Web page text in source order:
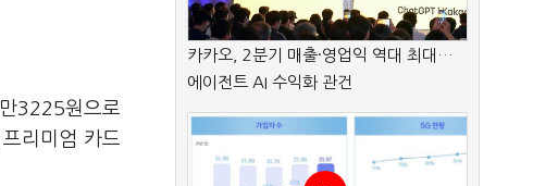
3225원으로
리미엄 카드
카카오, 2분기 매출·영업익 역대 최대…
에이전트 AI 수익화 관건